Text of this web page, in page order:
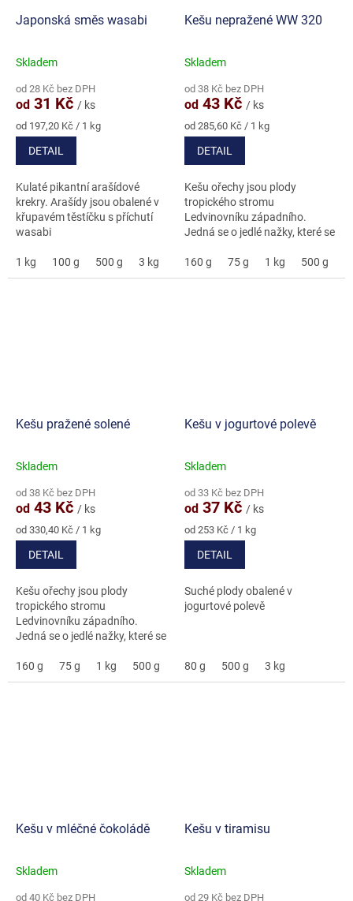
Japonská směs wasabi
Průměrné
produktu
je
5,0
z
hvězdiček.
Skladem
od 28 Kč bez DPH
od 31 Kč / ks
Měrná
cena:
od 197,20 Kč / 1 kg
DETAIL
Kulaté pikantní arašídové
krekry. Arašídy jsou obalené v
křupavém těstíčku s příchutí
wasabi
1 kg 100 g 500 g 3 kg 5 kg
Kešu nepražené WW 320
Průměrné
produktu
je
5,0
z
hvězdiček.
Skladem
od 38 Kč bez DPH
od 43 Kč / ks
Měrná
cena:
od 285,60 Kč / 1 kg
DETAIL
Kešu ořechy jsou plody
tropického stromu
Ledvinovníku západního.
Jedná se o jedlé nažky, které se
zvaném kešu jablko.
160 g 75 g 1 kg 500 g
Kešu pražené solené
Průměrné
produktu
je
4,8
z
Skladem
od 38 Kč bez DPH
od 43 Kč / ks
Měrná
cena:
od 330,40 Kč / 1 kg
DETAIL
Kešu ořechy jsou plody
tropického stromu
Ledvinovníku západního.
Jedná se o jedlé nažky, které se
zvaném kešu jablko. Tyto jsou
navíc pražené a solené.
160 g 75 g 1 kg 500 g 3 kg 5 kg
Kešu v jogurtové polevě
Průměrné
produktu
je
5,0
z
Skladem
od 33 Kč bez DPH
od 37 Kč / ks
Měrná
cena:
od 253 Kč / 1 kg
DETAIL
Suché plody obalené v
jogurtové polevě
80 g 500 g 3 kg
Kešu v mléčné čokoládě
Průměrné
Skladem
od 40 Kč bez DPH
Kešu v tiramisu
Průměrné
Skladem
od 29 Kč bez DPH